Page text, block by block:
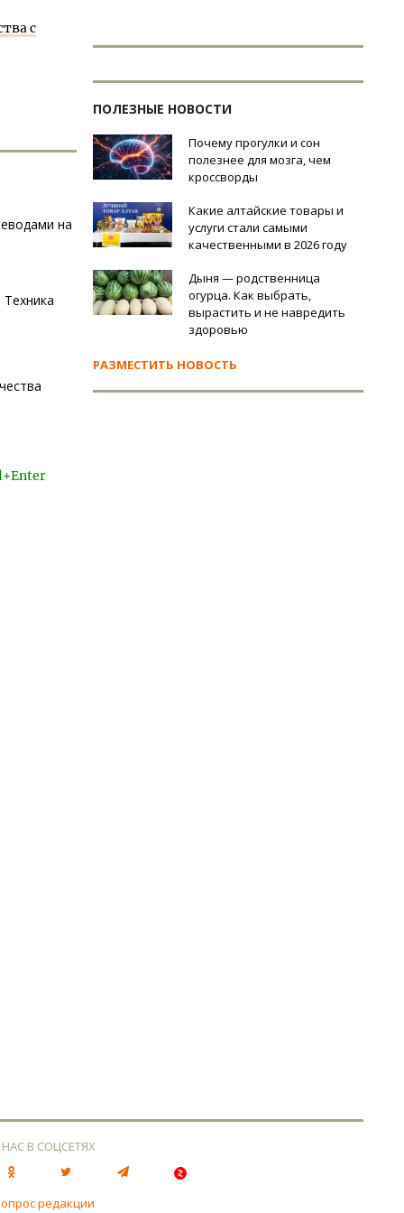
с
на
ПОЛЕЗНЫЕ НОВОСТИ
Почему прогулки и сон
полезнее для мозга, чем
кроссворды
Какие алтайские товары и
услуги стали самыми
качественными в 2026 году
Дыня — родственница
огурца. Как выбрать,
вырастить и не навредить
здоровью
РАЗМЕСТИТЬ НОВОСТЬ
В СОЦСЕТЯХ
редакции